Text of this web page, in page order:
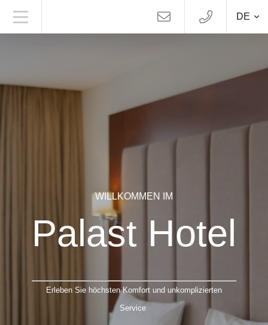
DE
WILLKOMMEN IM
Palast Hotel
Erleben Sie höchsten Komfort und unkomplizierten
Service